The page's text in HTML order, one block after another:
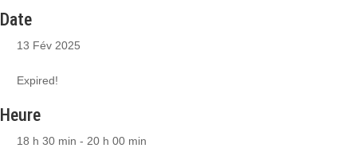
Date
13 Fév 2025
Expired!
Heure
18 h 30 min - 20 h 00 min